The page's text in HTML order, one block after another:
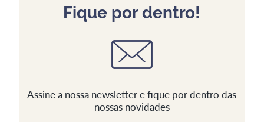
Fique por dentro!
Assine a nossa newsletter e fique por dentro das
nossas novidades